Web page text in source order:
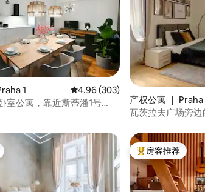
，共 213 条评价
1 平均评分 4.96 分（满分 5 分），
4.96 (303)
室公寓，靠近斯蒂潘1号
产权公寓 ｜ Praha
瓦茨拉夫广场旁
」 热门「房客推荐」
房客推荐